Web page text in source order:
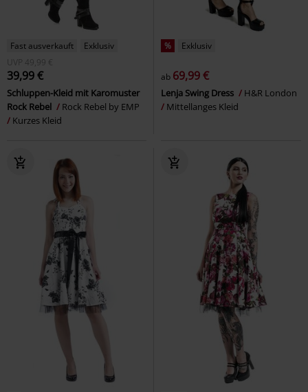
Fast ausverkauft
Exklusiv
UVP
49,99 €
39,99 €
Schluppen-Kleid mit Karomuster
Rock Rebel
Rock Rebel by EMP
Kurzes Kleid
% Exklusiv
ab 69,99 €
Lenja Swing Dress
H&R London
Mittellanges Kleid